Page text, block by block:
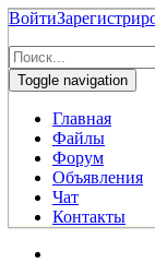
Войти
Toggle navigation
Главная
Файлы
Форум
Объявления
Чат
Контакты